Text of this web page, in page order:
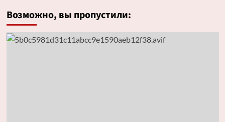
Возможно, вы пропустили: